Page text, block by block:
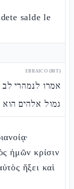
salde le
EBRAICO (MT)
אמרו לנמהרי
גמול אלהים הוא
ἡμῶν κρίσιν
ἥξει καὶ